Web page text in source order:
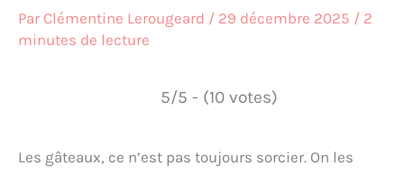
Par Clémentine Lerougeard / 29 décembre 2025 / 2
minutes de lecture
5/5 - (10 votes)
Les gâteaux, ce n’est pas toujours sorcier. On les